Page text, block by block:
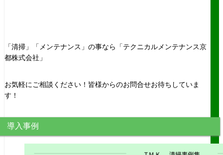
「清掃」「メンテナンス」の事なら「テクニカルメンテナンス京
都株式会社」
お気軽にご相談ください！皆様からのお問合せお待ちしていま
す！
導入事例